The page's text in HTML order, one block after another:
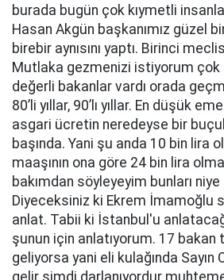
burada bugün çok kıymetli
Hasan Akgün başkanımız güzel
birebir aynısını yaptı. Birinci
Mutlaka gezmenizi istiyorum çok
değerli bakanlar vardı orada
80’li yıllar, 90’lı yıllar. En düşük
asgari ücretin neredeyse bir
başında. Yani şu anda 10 bin lira
maaşının ona göre 24 bin lira
bakımdan söyleyeyim bunları
Diyeceksiniz ki Ekrem İmamoğlu
anlat. Tabii ki İstanbul'u
şunun için anlatıyorum. 17 bakan
geliyorsa yani eli kulağında Sayın
gelir şimdi darlanıyordur